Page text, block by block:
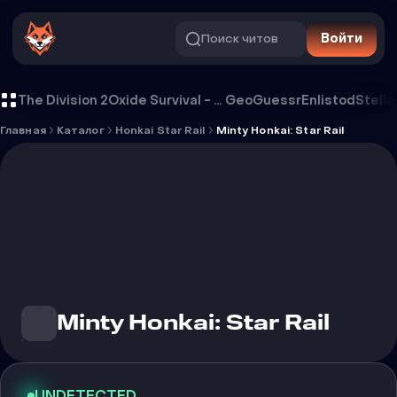
Поиск читов Войти
The Division 2 Oxide Survival - Rust Mobile GeoGuessrEnlistodStella
Главная Каталог Honkai Star Rail Minty Honkai: Star Rail
Minty Honkai: Star Rail